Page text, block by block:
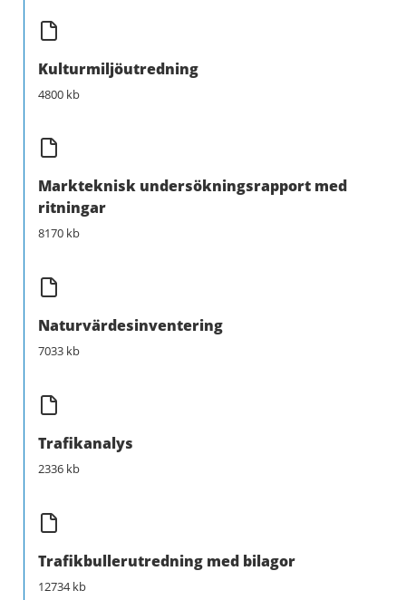
Kulturmiljöutredning
4800 kb
Markteknisk undersökningsrapport med
ritningar
8170 kb
Naturvärdesinventering
7033 kb
Trafikanalys
2336 kb
Trafikbullerutredning med bilagor
12734 kb